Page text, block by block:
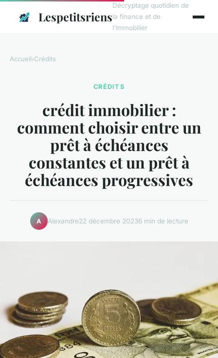
Lespetitsriens
Décryptage quotidien de
la finance et de
l'immobilier
Accueil›Crédits
CRÉDITS
crédit immobilier :
comment choisir entre un
prêt à échéances
constantes et un prêt à
échéances progressives
A Alexandre22 décembre 20236 min de lecture